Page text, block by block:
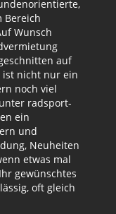
Bereich
Wunsch
auf
ist nicht nur ein
noch viel
radsport-
ein
und
Neuheiten
etwas mal
gewünschtes
oft gleich